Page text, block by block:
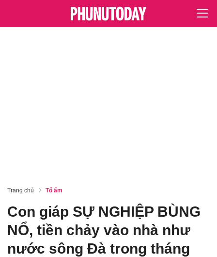
Trang chủ Tổ ấm
Con giáp SỰ NGHIỆP BÙNG
NỔ, tiền chảy vào nhà như
nước sông Đà trong tháng